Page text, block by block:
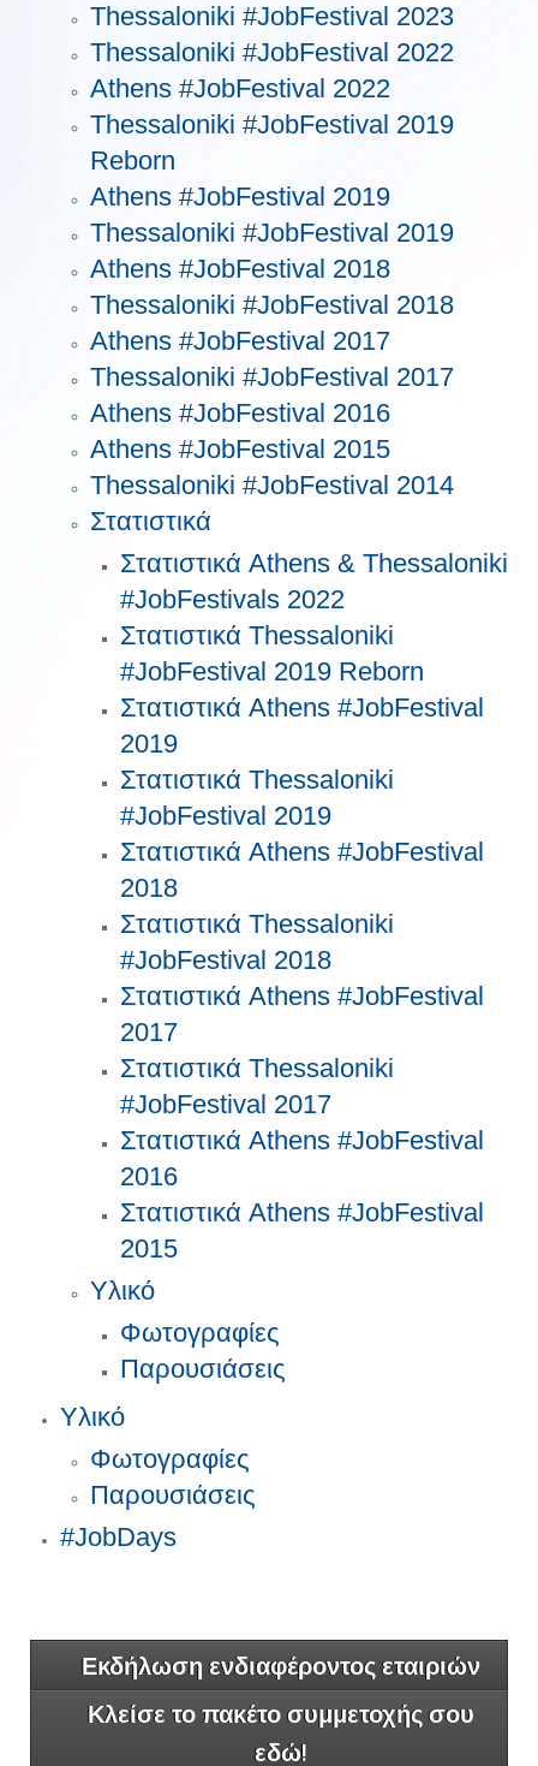
Thessaloniki #JobFestival 2023
Thessaloniki #JobFestival 2022
Athens #JobFestival 2022
Thessaloniki #JobFestival 2019
Reborn
Athens #JobFestival 2019
Thessaloniki #JobFestival 2019
Athens #JobFestival 2018
Thessaloniki #JobFestival 2018
Athens #JobFestival 2017
Τhessaloniki #JobFestival 2017
Athens #JobFestival 2016
Athens #JobFestival 2015
Thessaloniki #JobFestival 2014
Στατιστικά
Στατιστικά Athens & Thessaloniki
#JobFestivals 2022
Στατιστικά Thessaloniki
#JobFestival 2019 Reborn
Στατιστικά Athens #JobFestival
2019
Στατιστικά Thessaloniki
#JobFestival 2019
Στατιστικά Athens #JobFestival
2018
Στατιστικά Thessaloniki
#JobFestival 2018
Στατιστικά Athens #JobFestival
2017
Στατιστικά Thessaloniki
#JobFestival 2017
Στατιστικά Athens #JobFestival
2016
Στατιστικά Athens #JobFestival
2015
Υλικό
Φωτογραφίες
Παρουσιάσεις
Υλικό
Φωτογραφίες
Παρουσιάσεις
#JobDays
Εκδήλωση ενδιαφέροντος εταιριών
Κλείσε το πακέτο συμμετοχής σου
εδώ!